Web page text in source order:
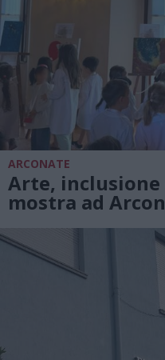
ARCONATE
Arte, inclusione
mostra ad